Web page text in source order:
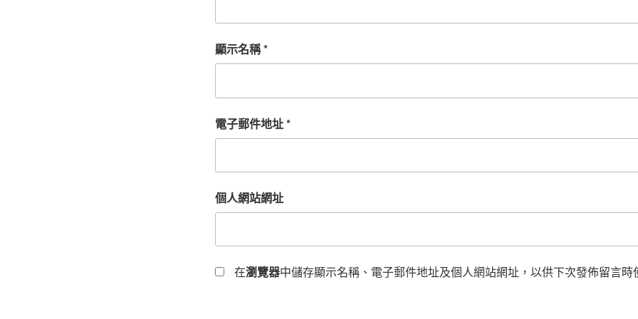
顯示名稱*
電子郵件地址*
個人網站網址
在瀏覽器中儲存顯示名稱、電子郵件地址及個人網站網址，以供下次發佈留言時